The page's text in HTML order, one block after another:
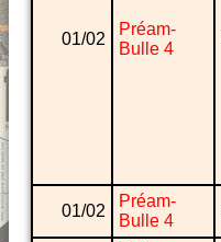
01/02
Préam-
Bulle 4
01/02
Préam-
Bulle 4